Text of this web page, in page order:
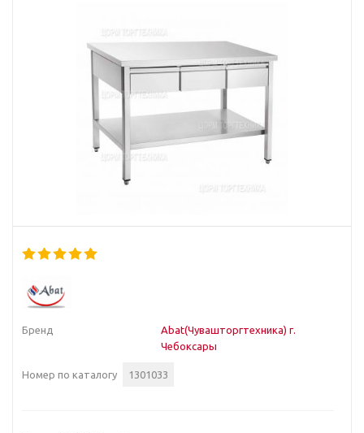
Бренд
Abat(Чувашторгтехника) г.
Чебоксары
Номер по каталогу 1301033